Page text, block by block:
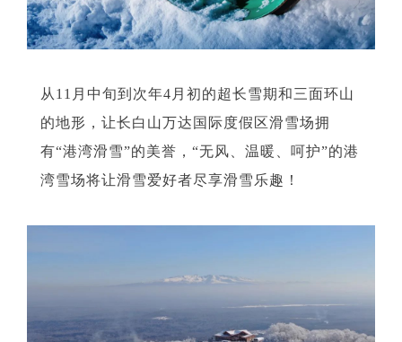
从11月中旬到次年4月初的超长雪期和三面环山
的地形，让长白山万达国际度假区滑雪场拥
有“港湾滑雪”的美誉，“无风、温暖、呵护”的港
湾雪场将让滑雪爱好者尽享滑雪乐趣！